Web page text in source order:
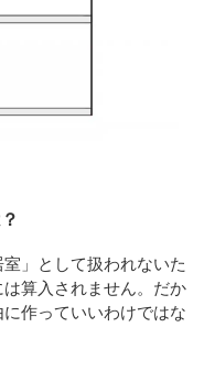
」として扱われないた
算入されません。だか
作っていいわけではな